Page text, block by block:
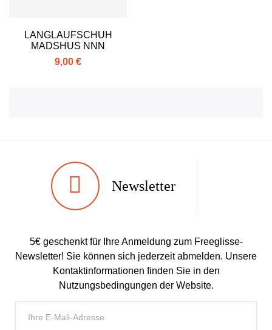
LANGLAUFSCHUH
MADSHUS NNN
9,00 €
Newsletter
5€ geschenkt für Ihre Anmeldung zum Freeglisse-
Newsletter! Sie können sich jederzeit abmelden. Unsere
Kontaktinformationen finden Sie in den
Nutzungsbedingungen der Website.